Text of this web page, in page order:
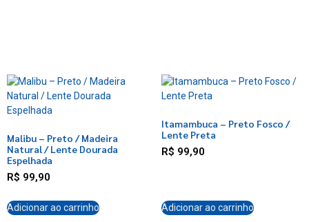
Malibu – Preto / Madeira
Natural / Lente Dourada
Espelhada
R$ 99,90
Adicionar ao carrinho
Itamambuca – Preto Fosco /
Lente Preta
R$ 99,90
Adicionar ao carrinho